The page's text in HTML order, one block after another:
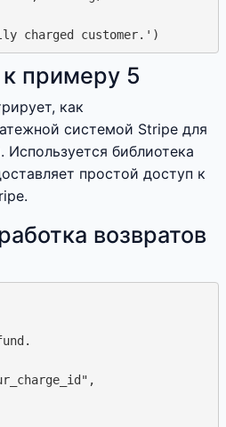
примеру 5
как
системой Stripe для
Используется библиотека
простой доступ к
возвратов